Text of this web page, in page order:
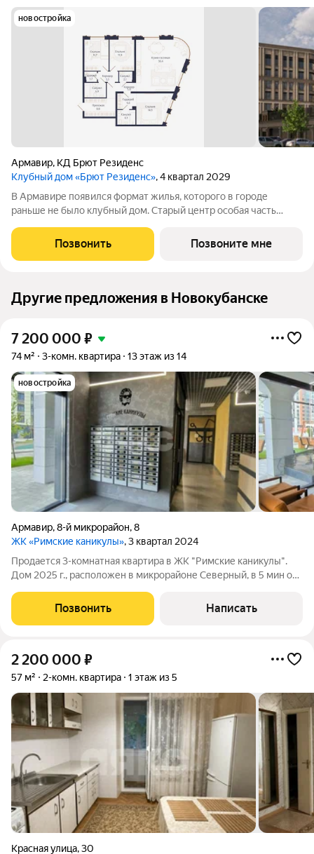
новостройка
Армавир, КД Брют Резиденс
Клубный дом «Брют Резиденс», 4 квартал 2029
В Армавире появился формат жилья, которого в городе
раньше не было клубный дом. Старый центр особая часть
скверы, театр и школы в пешей доступности. Район, который
сформировался десятилетиями
Позвонить Позвоните мне
Другие предложения в Новокубанске
7 200 000 ₽
74 м² 3-комн. квартира 13 этаж из 14
новостройка
Армавир,8-й микрорайон,8
ЖК «Римские каникулы», 3 квартал 2024
Продается 3-комнатная квартира в ЖК "Римские каникулы".
Дом 2025 г., расположен в микрорайоне Северный, в 5 мин от
комнаты +закрытый двор +обустроенная детская площадка
+собственный фонтан во
Позвонить Написать
2 200 000 ₽
57 м² 2-комн. квартира 1 этаж из 5
Красная улица,30